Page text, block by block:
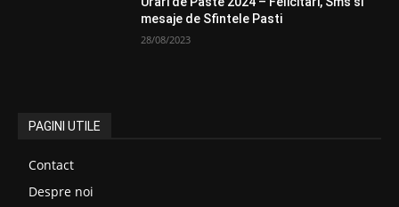
mesaje de Sfintele Pasti
28/08/2023
PAGINI UTILE
Contact
Despre noi